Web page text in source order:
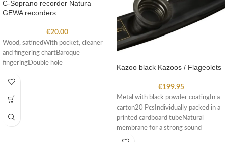
C-Soprano recorder Natura
GEWA recorders
€20.00
Wood, satinedWith pocket, cleaner
and fingering chartBaroque
fingeringDouble hole
Kazoo black Kazoos / Flageolets
€199.95
Metal with black powder coatingIn a
carton20 PcsIndividually packed in a
printed cardboard tubeNatural
membrane for a strong sound